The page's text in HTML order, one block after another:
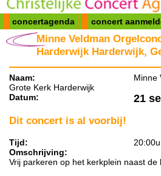
concertagenda concert
Minne Veldman
Harderwijk Harderwijk,
Naam:
Minne
Grote Kerk Harderwijk
Datum:
21
Dit concert is al voorbij!
Tijd:
Omschrijving:
Vrij parkeren op het kerkplein naast de